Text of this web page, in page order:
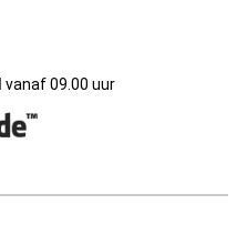
vanaf 09.00 uur